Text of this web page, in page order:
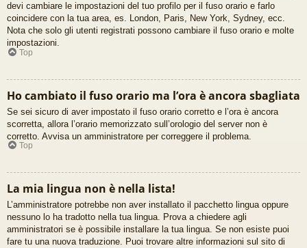
devi cambiare le impostazioni del tuo profilo per il fuso orario e farlo
coincidere con la tua area, es. London, Paris, New York, Sydney, ecc.
Nota che solo gli utenti registrati possono cambiare il fuso orario e molte
impostazioni.
Top
Ho cambiato il fuso orario ma l’ora è ancora sbagliata
Se sei sicuro di aver impostato il fuso orario corretto e l’ora è ancora
scorretta, allora l’orario memorizzato sull’orologio del server non è
corretto. Avvisa un amministratore per correggere il problema.
Top
La mia lingua non è nella lista!
L’amministratore potrebbe non aver installato il pacchetto lingua oppure
nessuno lo ha tradotto nella tua lingua. Prova a chiedere agli
amministratori se è possibile installare la tua lingua. Se non esiste puoi
fare tu una nuova traduzione. Puoi trovare altre informazioni sul sito di